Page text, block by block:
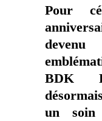
Pour
BDK
un soin